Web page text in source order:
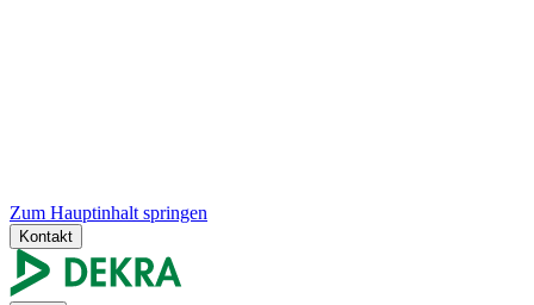
Zum Hauptinhalt springen
Kontakt